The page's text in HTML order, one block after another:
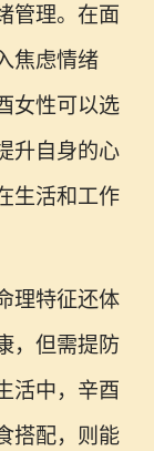
管理。在面
焦虑情绪
女性可以选
升自身的心
生活和工作
理特征还体
，但需提防
活中，辛酉
搭配，则能